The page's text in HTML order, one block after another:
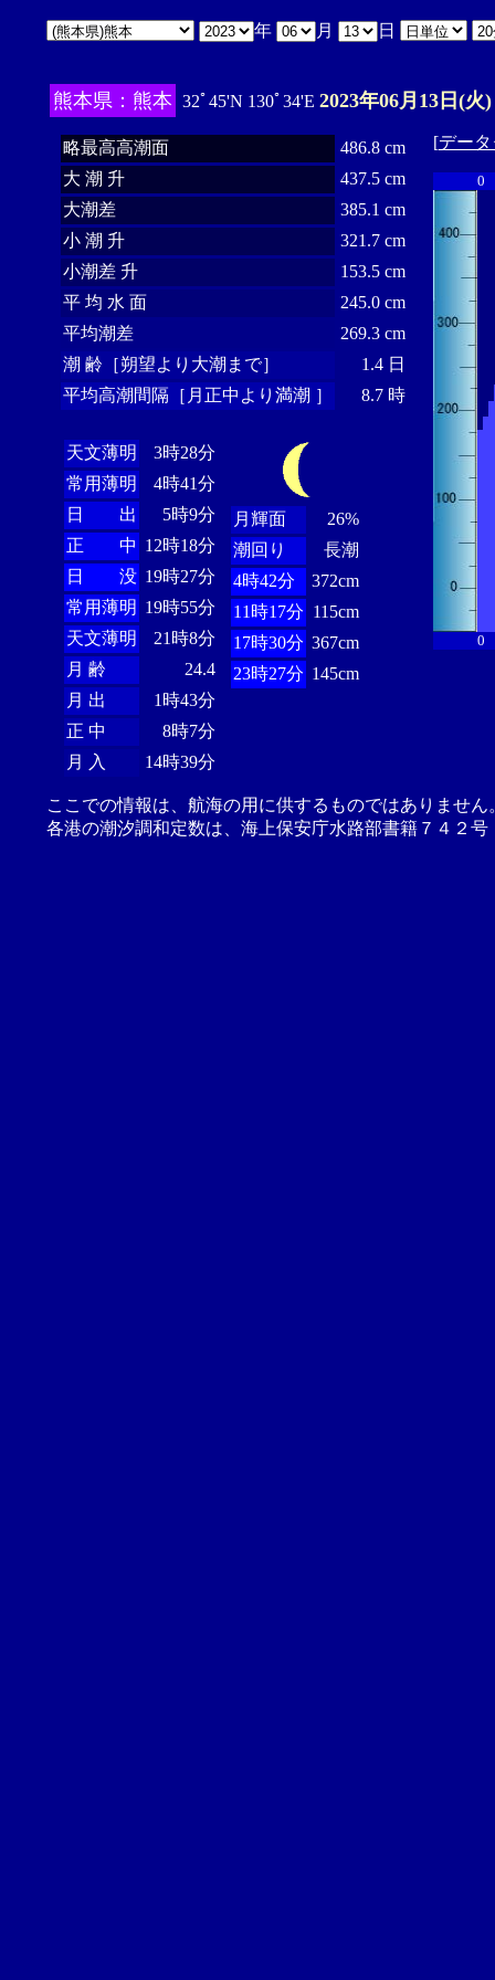
年 月 日
熊本県：熊本 32ﾟ45'N 130ﾟ34'E 2023年06月13日(火)
略最高高潮面
486.8 cm
大 潮 升
437.5 cm
大潮差
385.1 cm
小 潮 升
321.7 cm
小潮差 升
153.5 cm
平 均 水 面
245.0 cm
平均潮差
269.3 cm
潮 齢［朔望より大潮まで］
1.4 日
平均高潮間隔［月正中より満潮 ］
8.7 時
天文薄明
3時28分
常用薄明
4時41分
日 出
5時9分
正 中 12時18分
日 没 19時27分
常用薄明 19時55分
天文薄明
21時8分
月 齢
24.4
月 出
1時43分
正 中
8時7分
月 入
14時39分
月輝面
26%
潮回り
長潮
4時42分
372cm
11時17分 115cm
17時30分 367cm
23時27分 145cm
[デー
0
0
ここでの情報は、航海の用に供するものではありませ
各港の潮汐調和定数は、海上保安庁水路部書籍７４２